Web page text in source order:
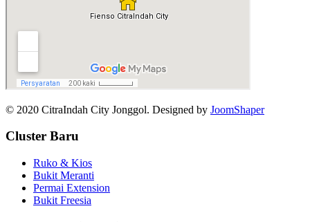
© 2020 CitraIndah City Jonggol. Designed by JoomShaper
Cluster Baru
Ruko & Kios
Bukit Meranti
Permai Extension
Bukit Freesia